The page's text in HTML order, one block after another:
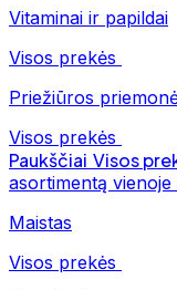
Vitaminai ir papildai
Visos prekės
Priežiūros
Visos prekės
Paukščiai Visos
asortimentą vienoje
Maistas
Visos prekės